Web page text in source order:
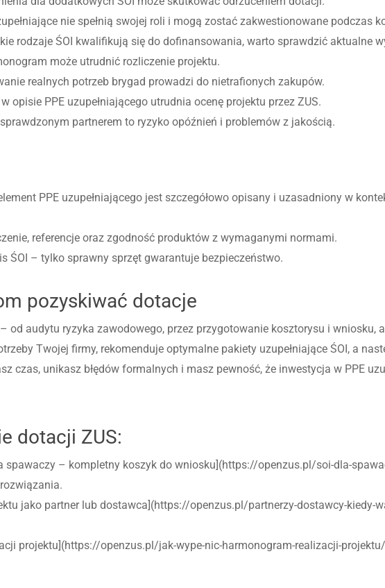
nie spełnią swojej roli i mogą zostać zakwestionowane podczas
rodzaje ŚOI kwalifikują się do dofinansowania, warto sprawdzić aktualne
może utrudnić rozliczenie projektu.
realnych potrzeb brygad prowadzi do nietrafionych zakupów.
opisie PPE uzupełniającego utrudnia ocenę projektu przez ZUS.
partnerem to ryzyko opóźnień i problemów z jakością.
PPE uzupełniającego jest szczegółowo opisany i uzasadniony w
referencje oraz zgodność produktów z wymaganymi normami.
ŚOI – tylko sprawny sprzęt gwarantuje bezpieczeństwo.
pozyskiwać dotacje
od audytu ryzyka zawodowego, przez przygotowanie kosztorysu i wniosku,
Twojej firmy, rekomenduje optymalne pakiety uzupełniające ŚOI, a
czas, unikasz błędów formalnych i masz pewność, że inwestycja w PPE
dotacji ZUS:
– kompletny koszyk do wniosku](https://openzus.pl/soi-dla-
jako partner lub dostawca](https://openzus.pl/partnerzy-dostawcy-kiedy-
projektu](https://openzus.pl/jak-wype-nic-harmonogram-realizacji-